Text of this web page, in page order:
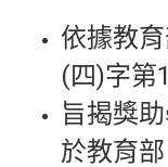
依據教
(四)字第
旨揭獎
於教育